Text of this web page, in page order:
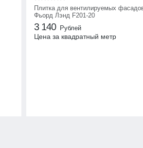
Плитка для вентилируемых
Фьорд Лэнд F201-20
3 140 Рублей
Цена за квадратный метр